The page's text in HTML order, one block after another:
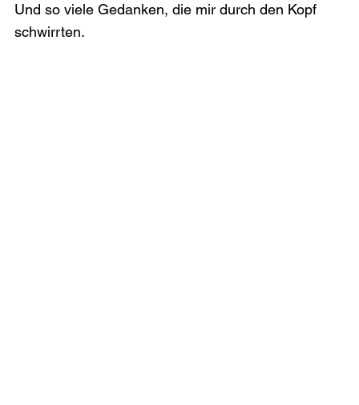
Und so viele Gedanken, die mir durch den Kopf
schwirrten.